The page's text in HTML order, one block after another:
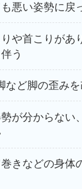
悪い姿勢に戻
や首こりがあ
う
など脚の歪み
が分からない
きなどの身体